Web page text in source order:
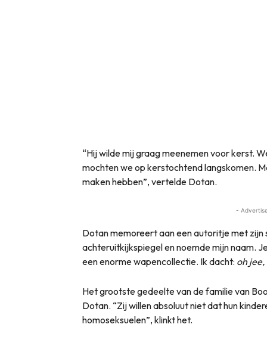
“Hij wilde mij graag meenemen voor kerst.
mochten we op kerstochtend langskomen.
maken hebben”, vertelde Dotan.
-
Dotan memoreert aan een autoritje met zijn
achteruitkijkspiegel en noemde mijn naam.
een enorme wapencollectie. Ik dacht: oh
Het grootste gedeelte van de familie van
Dotan. “Zij willen absoluut niet dat hun
homoseksuelen”, klinkt het.